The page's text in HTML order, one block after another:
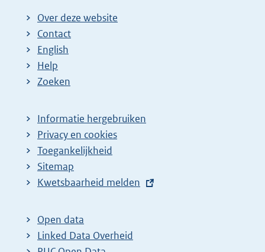
Over deze website
Contact
English
Help
Zoeken
Informatie hergebruiken
Privacy en cookies
Toegankelijkheid
Sitemap
E
t
e
r
Kwetsbaarheid melden
Open data
Linked Data Overheid